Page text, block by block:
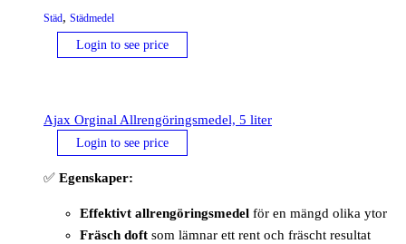
Städ, Städmedel
Login to see price
Ajax Orginal Allrengöringsmedel, 5 liter
Login to see price
✅ Egenskaper:
Effektivt allrengöringsmedel för en mängd olika ytor
Fräsch doft som lämnar ett rent och fräscht resultat